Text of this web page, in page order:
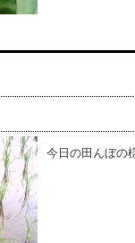
今日の田んぼの